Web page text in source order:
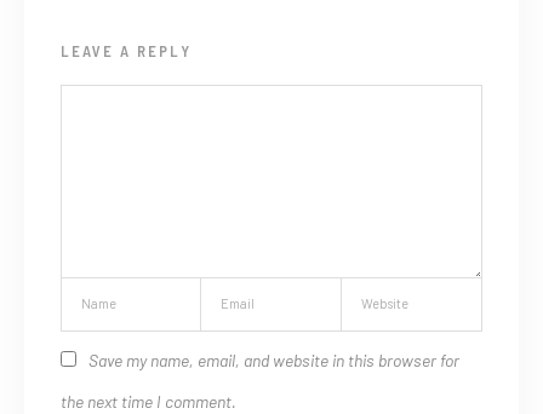
LEAVE A REPLY
Save my name, email, and website in this browser for
the next time I comment.